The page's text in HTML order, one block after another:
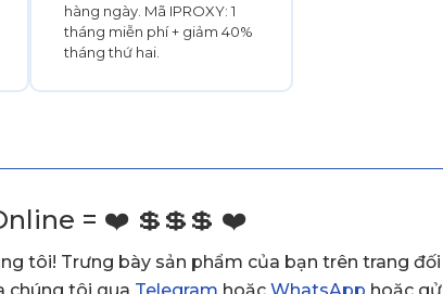
hàng ngày. Mã IPROXY: 1
tháng miễn phí + giảm 40%
tháng thứ hai.
= ❤️ 💲💲💲 ❤️
tôi! Trưng bày sản phẩm của bạn trên trang